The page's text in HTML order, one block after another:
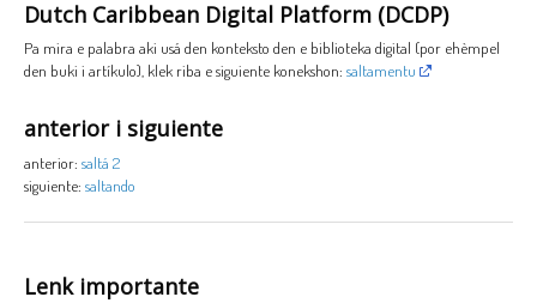
Dutch Caribbean Digital Platform (DCDP)
Pa mira e palabra aki usá den konteksto den e biblioteka digital (por ehèmpel
den buki i artíkulo), klek riba e siguiente konekshon: saltamentu
anterior i siguiente
anterior: saltá 2
siguiente: saltando
Lenk importante